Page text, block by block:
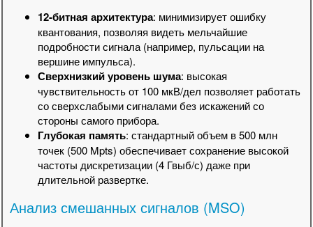
12-битная архитектура: минимизирует ошибку
квантования, позволяя видеть мельчайшие
подробности сигнала (например, пульсации на
вершине импульса).
Сверхнизкий уровень шума: высокая
чувствительность от 100 мкВ/дел позволяет работать
со сверхслабыми сигналами без искажений со
стороны самого прибора.
Глубокая память: стандартный объем в 500 млн
точек (500 Mpts) обеспечивает сохранение высокой
частоты дискретизации (4 Гвыб/с) даже при
длительной развертке.
Анализ смешанных сигналов (MSO)